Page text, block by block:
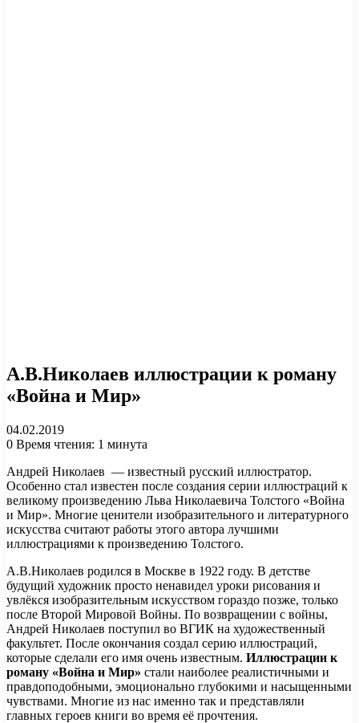
А.В.Николаев иллюстрации к роману
«Война и Мир»
04.02.2019
0 Время чтения: 1 минута
Андрей Николаев — известный русский иллюстратор.
Особенно стал известен после создания серии иллюстраций к
великому произведению Льва Николаевича Толстого «Война
и Мир». Многие ценители изобразительного и литературного
искусства считают работы этого автора лучшими
иллюстрациями к произведению Толстого.
А.В.Николаев родился в Москве в 1922 году. В детстве
будущий художник просто ненавидел уроки рисования и
увлёкся изобразительным искусством гораздо позже, только
после Второй Мировой Войны. По возвращении с войны,
Андрей Николаев поступил во ВГИК на художественный
факультет. После окончания создал серию иллюстраций,
которые сделали его имя очень известным. Иллюстрации к
роману «Война и Мир» стали наиболее реалистичными и
правдоподобными, эмоционально глубокими и насыщенными
чувствами. Многие из нас именно так и представляли
главных героев книги во время её прочтения.